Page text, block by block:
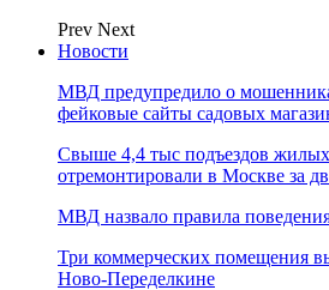
Prev Next
Новости
МВД предупредило о
фейковые сайты садовых
Свыше 4,4 тыс подъездов
отремонтировали в Москве за
МВД назвало правила
Три коммерческих помещения
Ново-Переделкине